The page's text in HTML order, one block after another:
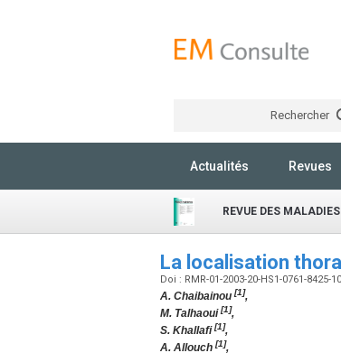
Rechercher
Actualités Revues
REVUE DES
La localisation
Doi : RMR-01-2003-20-HS1-0761-8425-
A. Chaibainou [1],
M. Talhaoui[1],
S. Khallafi[1],
A. Allouch [1],